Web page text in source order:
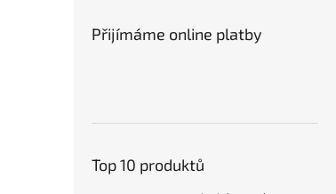
Přijímáme online platby
Top 10 produktů